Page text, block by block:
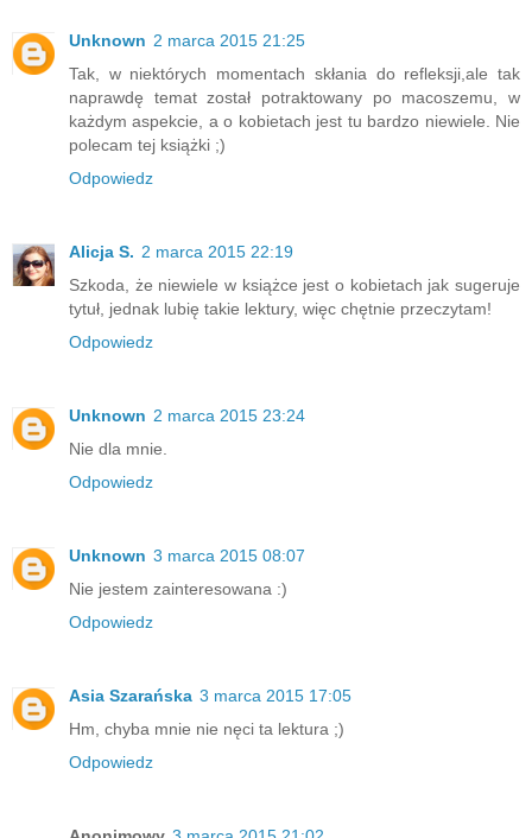
Unknown 2 marca 2015 21:25
Tak, w niektórych momentach skłania do refleksji,ale tak
naprawdę temat został potraktowany po macoszemu, w
każdym aspekcie, a o kobietach jest tu bardzo niewiele. Nie
polecam tej książki ;)
Odpowiedz
Alicja S. 2 marca 2015 22:19
Szkoda, że niewiele w książce jest o kobietach jak sugeruje
tytuł, jednak lubię takie lektury, więc chętnie przeczytam!
Odpowiedz
Unknown 2 marca 2015 23:24
Nie dla mnie.
Odpowiedz
Unknown 3 marca 2015 08:07
Nie jestem zainteresowana :)
Odpowiedz
Asia Szarańska 3 marca 2015 17:05
Hm, chyba mnie nie nęci ta lektura ;)
Odpowiedz